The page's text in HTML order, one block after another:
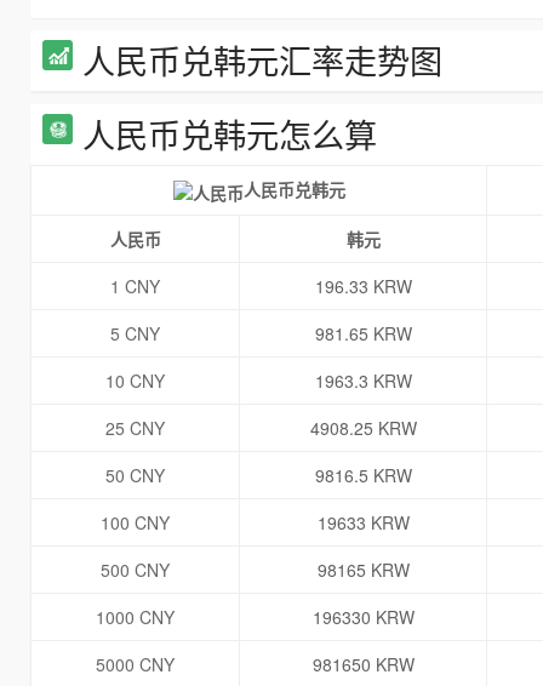
人民币兑韩元汇率走势图
人民币兑韩元怎么算
人民币兑韩元
人民币
韩元
1 CNY
196.33 KRW
5 CNY
981.65 KRW
10 CNY
1963.3 KRW
25 CNY
4908.25 KRW
50 CNY
9816.5 KRW
100 CNY
19633 KRW
500 CNY
98165 KRW
1000 CNY
196330 KRW
5000 CNY
981650 KRW